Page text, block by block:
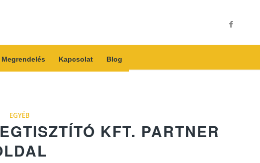
Megrendelés Kapcsolat Blog
EGYÉB
KFT. PARTNER